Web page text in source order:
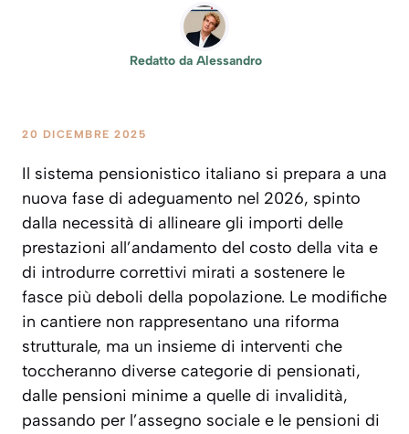
Redatto da Alessandro
20 DICEMBRE 2025
Il sistema pensionistico italiano si prepara a una
nuova fase di adeguamento nel 2026, spinto
dalla necessità di allineare gli importi delle
prestazioni all’andamento del costo della vita e
di introdurre correttivi mirati a sostenere le
fasce più deboli della popolazione. Le modifiche
in cantiere non rappresentano una riforma
strutturale, ma un insieme di interventi che
toccheranno diverse categorie di pensionati,
dalle pensioni minime a quelle di invalidità,
passando per l’assegno sociale e le pensioni di